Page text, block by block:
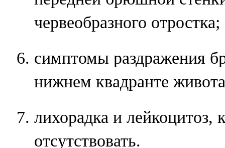
червеобразного отростка;
симптомы раздражения
нижнем квадранте
лихорадка и лейкоцитоз,
отсутствовать.